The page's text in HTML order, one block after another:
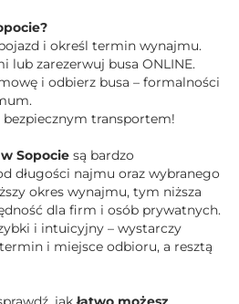
i określ termin wynajmu.
lub zarezerwuj busa ONLINE.
i odbierz busa – formalności
transportem!
Sopocie są bardzo
długości najmu oraz wybranego
okres wynajmu, tym niższa
dla firm i osób prywatnych.
i intuicyjny – wystarczy
i miejsce odbioru, a resztą